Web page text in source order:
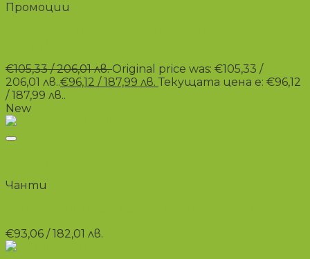
Промоции
€105,33/ 206,01 лв.Original price was: €105,33 /
206,01 лв..€96,12 / 187,99 лв. Текущата цена е: €96,12
/ 187,99 лв..
New
Чанти
€93,06 / 182,01 лв.